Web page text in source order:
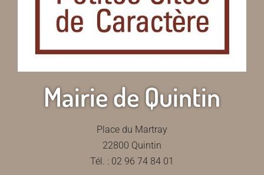
Mairie de Quintin
Place du Martray
22800 Quintin
Tél. : 02 96 74 84 01